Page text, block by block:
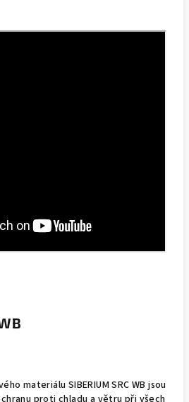
materiálu SIBERIUM SRC WB jsou
proti chladu a větru při všech